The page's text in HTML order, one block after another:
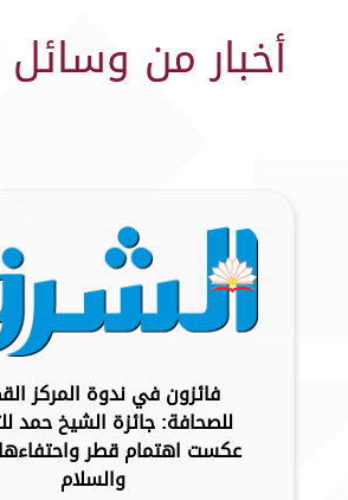
أخبار من وسائل
فائزون في ندوة المركز
للصحافة: جائزة الشيخ حمد
عكست اهتمام قطر واحتفاءها
والسلام